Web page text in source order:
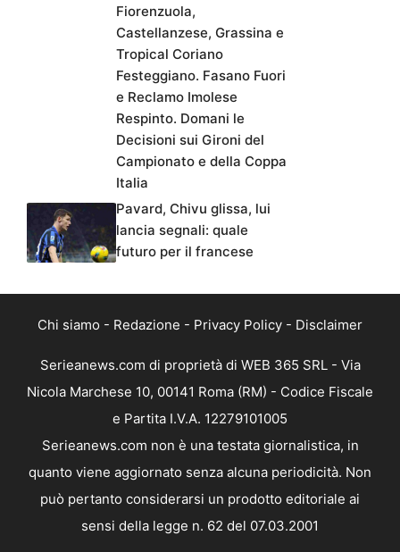
Fiorenzuola,
Castellanzese, Grassina e
Tropical Coriano
Festeggiano. Fasano Fuori
e Reclamo Imolese
Respinto. Domani le
Decisioni sui Gironi del
Campionato e della Coppa
Italia
Pavard, Chivu glissa, lui
lancia segnali: quale
futuro per il francese
Chi siamo - Redazione - Privacy Policy - Disclaimer
Serieanews.com di proprietà di WEB 365 SRL - Via
Nicola Marchese 10, 00141 Roma (RM) - Codice Fiscale
e Partita I.V.A. 12279101005
Serieanews.com non è una testata giornalistica, in
quanto viene aggiornato senza alcuna periodicità. Non
può pertanto considerarsi un prodotto editoriale ai
sensi della legge n. 62 del 07.03.2001